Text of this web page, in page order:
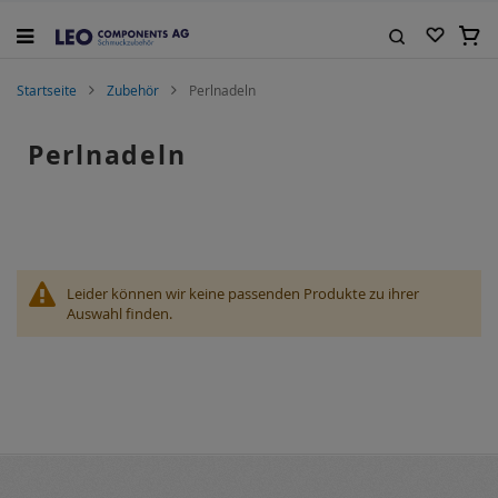
Inhalt
Startseite Zubehör Perlnadeln
Perlnadeln
Leider können wir keine passenden Produkte zu ihrer
Auswahl finden.